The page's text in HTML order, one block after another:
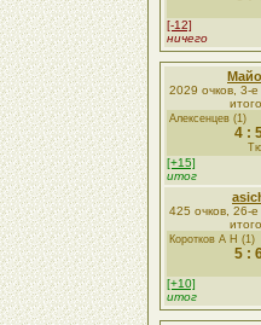
[-12]
ничего
2029 очков, 3-
Алексенцев (1)
4 :
[+15]
итог
425 очков, 26-
Коротков А Н (1)
5 :
[+10]
итог